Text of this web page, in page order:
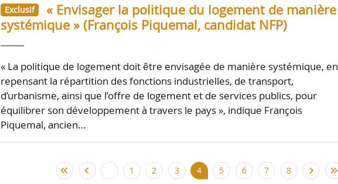
Exclusif
« Envisager la politique du logement de manière
systémique » (François Piquemal, candidat NFP)
« La politique de logement doit être envisagée de manière systémique, en
repensant la répartition des fonctions industrielles, de transport,
d’urbanisme, ainsi que l’offre de logement et de services publics, pour
équilibrer son développement à travers le pays », indique François
Piquemal, ancien…
1 2 3 4 5 6 7 8